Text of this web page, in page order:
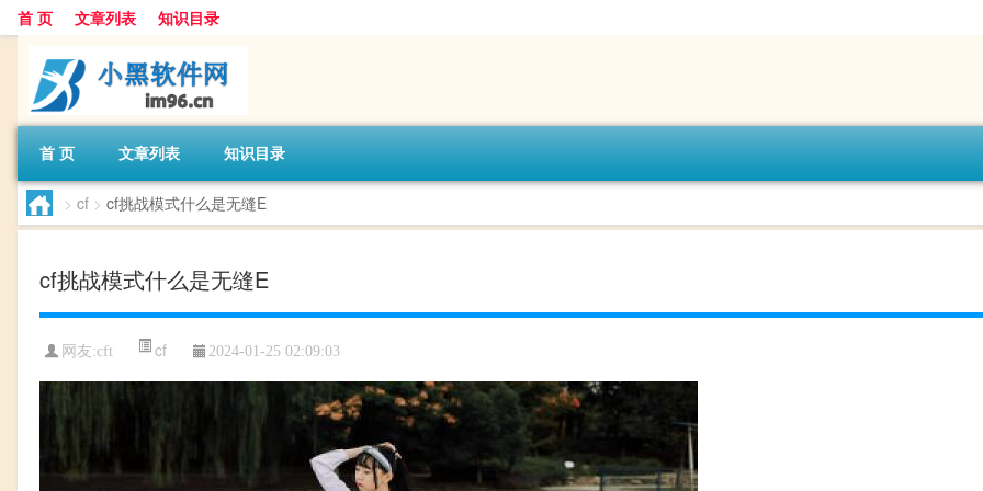
首 页 文章列表 知识目录
首 页 文章列表 知识目录
> cf > cf挑战模式什么是无缝E
cf挑战模式什么是无缝E
网友:cft cf 2024-01-25 02:09:03